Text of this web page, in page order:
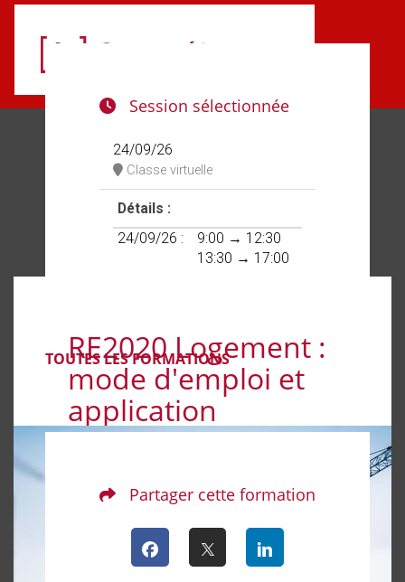
RE2020 Logement :
mode d'emploi et
application
Session sélectionnée
24/09/26
Classe virtuelle
Détails :
24/09/26 :
9:00 → 12:30
13:30 → 17:00
TOUTES LES FORMATIONS
Partager cette formation